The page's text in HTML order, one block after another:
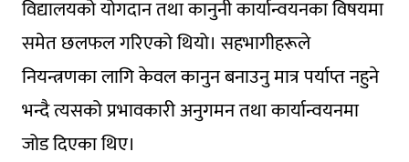
विद्यालयको योगदान तथा कानुनी कार्यान्वयनका विषयमा
समेत छलफल गरिएको थियो। सहभागीहरूले
नियन्त्रणका लागि केवल कानुन बनाउनु मात्र पर्याप्त नहुने
भन्दै त्यसको प्रभावकारी अनुगमन तथा कार्यान्वयनमा
जोड दिएका थिए।